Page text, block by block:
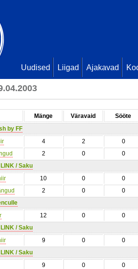
Uudised Liigad Ajakavad
Mänge Väravaid
Sööte
by FF
4 2
0
2 0
0
/ Saku
10 0
0
2 0
0
12 0
0
/ Saku
9 0
0
/ Saku
9 0
0